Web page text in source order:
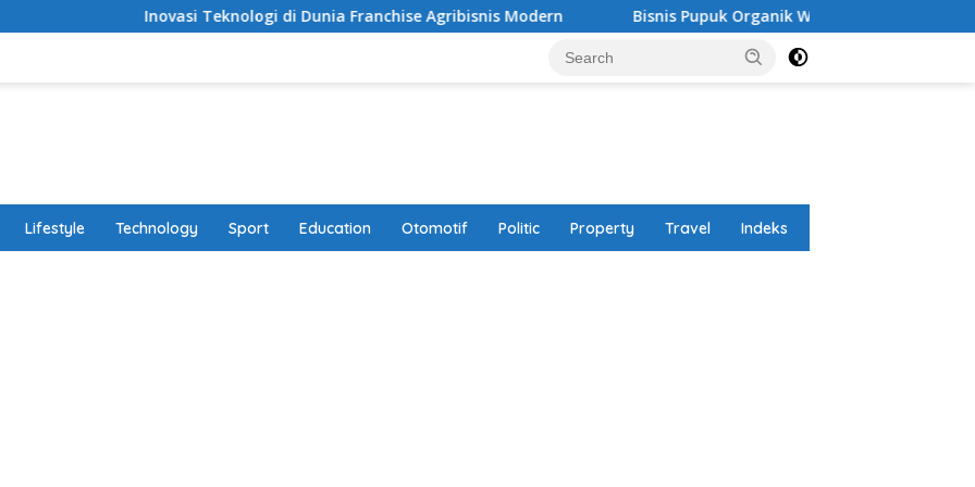
Inovasi Teknologi di Dunia Franchise Agribisnis Modern Bisnis Pupuk Organik Waralaba yang Gak Butuh Lahan
Lifestyle Technology Sport Education Otomotif Politic Property Travel Indeks